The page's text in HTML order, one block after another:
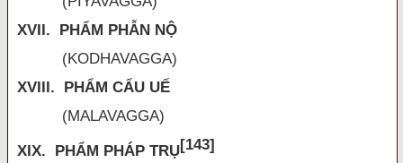
XVII. PHẨM PHẪN NỘ
(KODHAVAGGA)
XVIII. PHẨM CẤU UẾ
(MALAVAGGA)
XIX. PHẨM PHÁP TRỤ[143]